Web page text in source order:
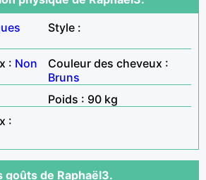
Style :
: Non
Couleur des cheveux :
Bruns
Poids : 90 kg
:
goûts de Raphaël3.